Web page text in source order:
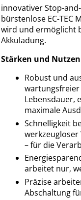
innovativer Stop-
bürstenlose EC-TEC
wird und ermöglicht
Akkuladung.
Stärken und Nutzen
Robust und
wartungsfreier
Lebensdauer,
maximale
Schnelligkeit
werkzeugloser
– für die
arbeitet nur,
Präzise
Abschaltung